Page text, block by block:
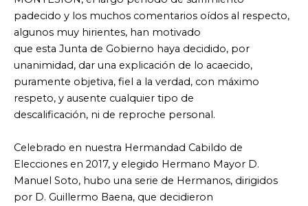
padecido y los muchos comentarios oídos al respecto,
algunos muy hirientes, han motivado
que esta Junta de Gobierno haya decidido, por
unanimidad, dar una explicación de lo acaecido,
puramente objetiva, fiel a la verdad, con máximo
respeto, y ausente cualquier tipo de
descalificación, ni de reproche personal.
Celebrado en nuestra Hermandad Cabildo de
Elecciones en 2017, y elegido Hermano Mayor D.
Manuel Soto, hubo una serie de Hermanos, dirigidos
por D. Guillermo Baena, que decidieron